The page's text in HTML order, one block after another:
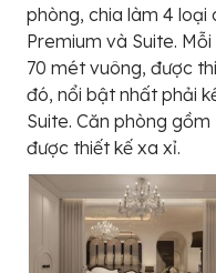
phòng, chia làm 4 loại
Premium và Suite.
70 mét vuông, được
đó, nổi bật nhất phải
Suite. Căn phòng
được thiết kế xa xỉ.